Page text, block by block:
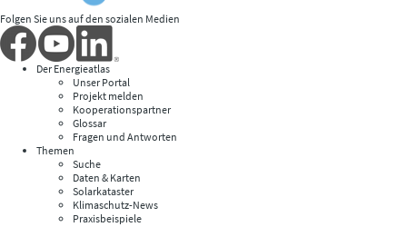
Folgen Sie uns auf den sozialen Medien
Der Energieatlas
Unser Portal
Projekt melden
Kooperationspartner
Glossar
Fragen und Antworten
Themen
Suche
Daten & Karten
Solarkataster
Klimaschutz-News
Praxisbeispiele